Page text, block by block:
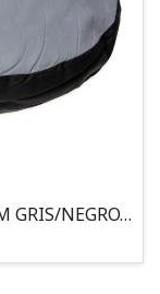
COJIN, OVAL DOC BED 90 X 66 X 10CM GRIS/NEGRO, 95°